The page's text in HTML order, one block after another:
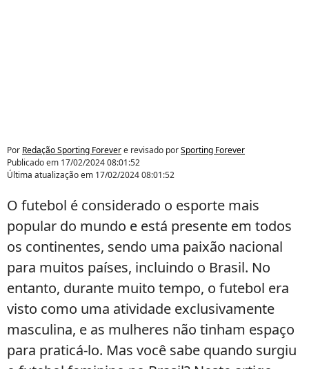
Por Redação Sporting Forevere revisado porSporting Forever
Publicado em 17/02/2024 08:01:52
Última atualização em 17/02/2024 08:01:52
O futebol é considerado o esporte mais
popular do mundo e está presente em todos
os continentes, sendo uma paixão nacional
para muitos países, incluindo o Brasil. No
entanto, durante muito tempo, o futebol era
visto como uma atividade exclusivamente
masculina, e as mulheres não tinham espaço
para praticá-lo. Mas você sabe quando surgiu